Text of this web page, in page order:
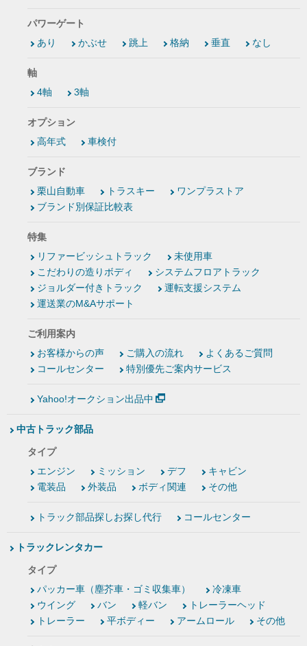
パワーゲート
あり
かぶせ 跳上 格納 垂直 なし
軸
4軸
3軸
オプション
高年式
車検付
ブランド
栗山自動車
トラスキー
ワンプラストア
ブランド別保証比較表
特集
リファービッシュトラック
未使用車
こだわりの造りボディ
システムフロアトラック
ジョルダー付きトラック
運転支援システム
運送業のM&Aサポート
ご利用案内
お客様からの声
ご購入の流れ
よくあるご質問
コールセンター
特別優先ご案内サービス
Yahoo!オークション出品中
中古トラック部品
タイプ
エンジン
ミッション デフ
キャビン
電装品
外装品 ボディ関連 その他
トラック部品探しお探し代行 コールセンター
トラックレンタカー
タイプ
パッカー車（塵芥車・ゴミ収集車）
冷凍車
ウイング
バン 軽バン
トレーラーヘッド
トレーラー
平ボディー アームロール その他